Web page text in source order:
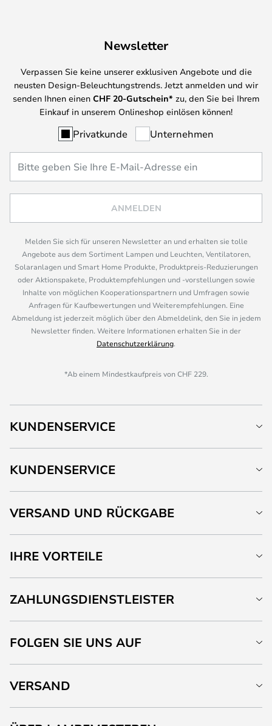
Newsletter
Verpassen Sie keine unserer exklusiven Angebote und die
neusten Design-Beleuchtungstrends. Jetzt anmelden und wir
senden Ihnen einen CHF 20-Gutschein* zu, den Sie bei Ihrem
Einkauf in unserem Onlineshop einlösen können!
Privatkunde Unternehmen
ANMELDEN
Melden Sie sich für unseren Newsletter an und erhalten sie tolle
Angebote aus dem Sortiment Lampen und Leuchten, Ventilatoren,
Solaranlagen und Smart Home Produkte, Produktpreis-Reduzierungen
oder Aktionspakete, Produktempfehlungen und -vorstellungen sowie
Inhalte von möglichen Kooperationspartnern und Umfragen sowie
Anfragen für Kaufbewertungen und Weiterempfehlungen. Eine
Abmeldung ist jederzeit möglich über den Abmeldelink, den Sie in jedem
Newsletter finden. Weitere Informationen erhalten Sie in der
Datenschutzerklärung.
*Ab einem Mindestkaufpreis von CHF 229.
KUNDENSERVICE
KUNDENSERVICE
VERSAND UND RÜCKGABE
IHRE VORTEILE
ZAHLUNGSDIENSTLEISTER
FOLGEN SIE UNS AUF
VERSAND